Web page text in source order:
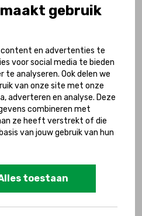
gebruik
content en advertenties te
voor social media te bieden
te analyseren. Ook delen we
van onze site met onze
adverteren en analyse. Deze
combineren met
ze heeft verstrekt of die
van jouw gebruik van hun
toestaan
uit kunnen
verhalen al
is van eenzaamheid
hun aangrijpende